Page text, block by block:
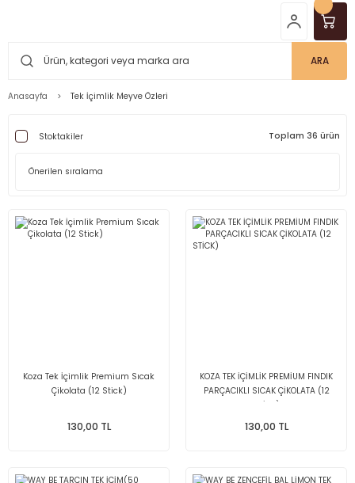
ARA
Anasayfa Tek İçimlik Meyve Özleri
Stoktakiler Toplam 36 ürün
Koza Tek İçimlik Premium Sıcak
Çikolata (12 Stick)
130,00 TL
KOZA TEK İÇİMLİK PREMİUM FINDIK
PARÇACIKLI SICAK ÇİKOLATA (12
STİCK)
130,00 TL